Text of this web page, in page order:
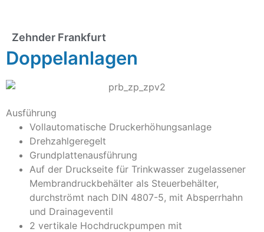
Zehnder Frankfurt
Doppelanlagen
Ausführung
Vollautomatische Druckerhöhungsanlage
Drehzahlgeregelt
Grundplattenausführung
Auf der Druckseite für Trinkwasser zugelassener
Membrandruckbehälter als Steuerbehälter,
durchströmt nach DIN 4807-5, mit Absperrhahn
und Drainageventil
2 vertikale Hochdruckpumpen mit